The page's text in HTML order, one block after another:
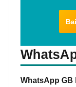
WhatsApp GB